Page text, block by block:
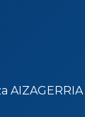
AIZAGERRIA